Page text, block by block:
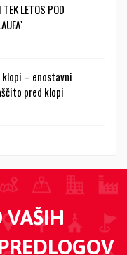
LETOS POD
klopi – enostavni
pred klopi
VAŠIH